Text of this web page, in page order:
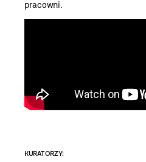
pracowni.
KURATORZY: